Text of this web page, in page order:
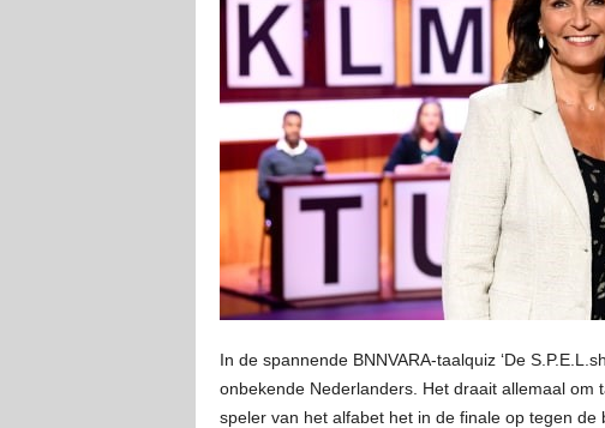
In de spannende BNNVARA-taalquiz ‘De
onbekende Nederlanders. Het draait allemaal
speler van het alfabet het in de finale op tegen